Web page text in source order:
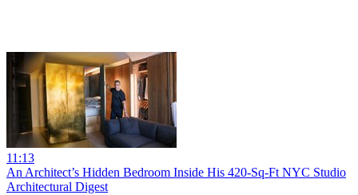
11:13
An Architect’s Hidden Bedroom Inside His 420-Sq-Ft NYC Studio
Architectural Digest